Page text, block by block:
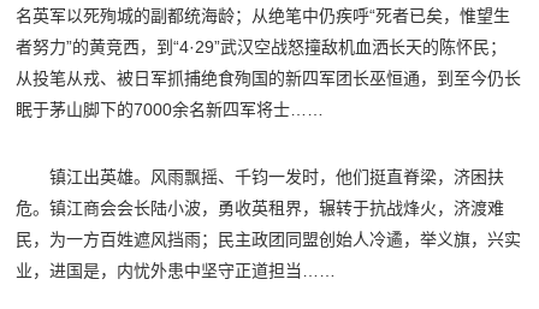
名英军以死殉城的副都统海龄；从绝笔中仍疾呼“死者已矣，惟望生
者努力”的黄竞西，到“4·29”武汉空战怒撞敌机血洒长天的陈怀民；
从投笔从戎、被日军抓捕绝食殉国的新四军团长巫恒通，到至今仍长
眠于茅山脚下的7000余名新四军将士……
镇江出英雄。风雨飘摇、千钧一发时，他们挺直脊梁，济困扶
危。镇江商会会长陆小波，勇收英租界，辗转于抗战烽火，济渡难
民，为一方百姓遮风挡雨；民主政团同盟创始人冷遹，举义旗，兴实
业，进国是，内忧外患中坚守正道担当……